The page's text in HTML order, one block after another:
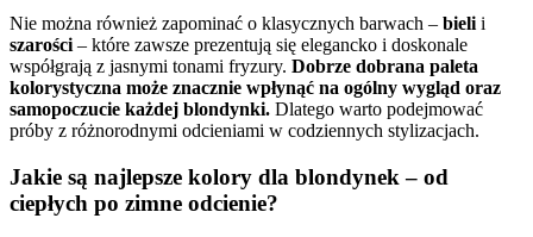
Nie można również zapominać o klasycznych barwach – bieli i
szarości – które zawsze prezentują się elegancko i doskonale
współgrają z jasnymi tonami fryzury. Dobrze dobrana paleta
kolorystyczna może znacznie wpłynąć na ogólny wygląd oraz
samopoczucie każdej blondynki. Dlatego warto podejmować
próby z różnorodnymi odcieniami w codziennych stylizacjach.
Jakie są najlepsze kolory dla blondynek – od
ciepłych po zimne odcienie?